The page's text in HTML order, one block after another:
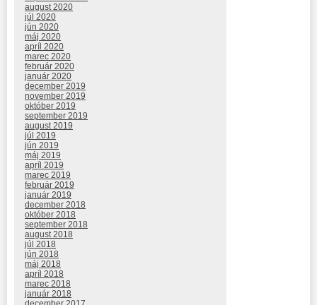
august 2020
júl 2020
jún 2020
máj 2020
apríl 2020
marec 2020
február 2020
január 2020
december 2019
november 2019
október 2019
september 2019
august 2019
júl 2019
jún 2019
máj 2019
apríl 2019
marec 2019
február 2019
január 2019
december 2018
október 2018
september 2018
august 2018
júl 2018
jún 2018
máj 2018
apríl 2018
marec 2018
január 2018